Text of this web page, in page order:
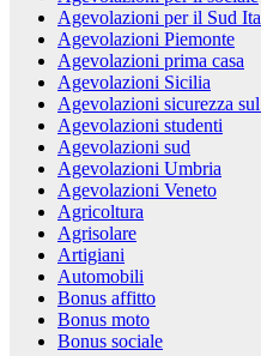
Agevolazioni per il Sud
Agevolazioni Piemonte
Agevolazioni prima casa
Agevolazioni Sicilia
Agevolazioni sicurezza
Agevolazioni studenti
Agevolazioni sud
Agevolazioni Umbria
Agevolazioni Veneto
Agricoltura
Agrisolare
Artigiani
Automobili
Bonus affitto
Bonus moto
Bonus sociale